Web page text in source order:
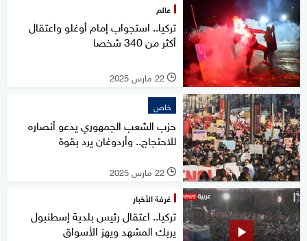
عالم
تركيا.. استجواب إمام أوغلو واعتقال
أكثر من 340 شخصا
l 22 مارس 2025
خاص
حزب الشعب الجمهوري يدعو أنصاره
للاحتجاج.. وأردوغان يرد بقوة
l 22 مارس 2025
غرفة الأخبار
تركيا.. اعتقال رئيس بلدية إسطنبول
يربك المشهد ويهز الأسواق